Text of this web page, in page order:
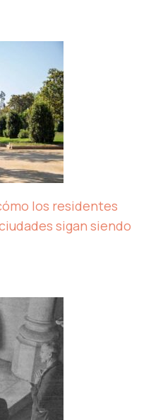
los residentes
sigan siendo